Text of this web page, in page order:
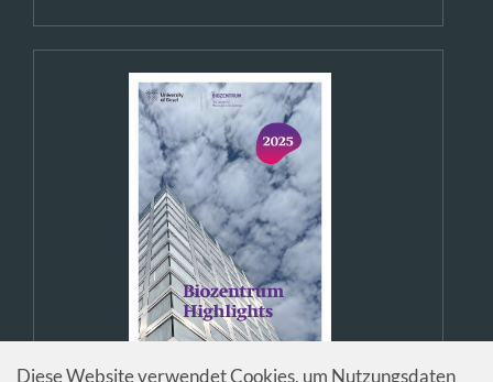
Diese Website verwendet Cookies, um Nutzungsdaten